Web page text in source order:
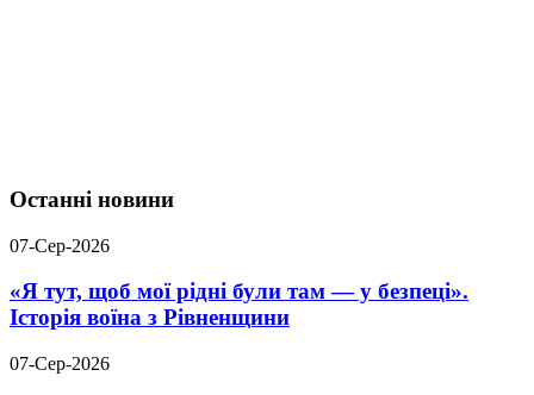
Останні новини
07-Сер-2026
«Я тут, щоб мої рідні були там — у безпеці».
Історія воїна з Рівненщини
07-Сер-2026